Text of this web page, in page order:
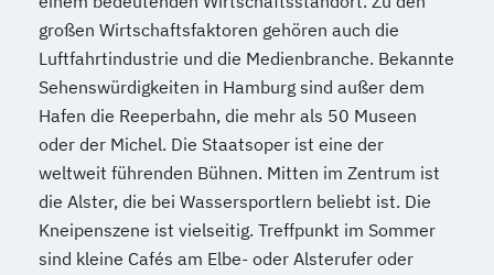
großen Wirtschaftsfaktoren gehören auch die
Luftfahrtindustrie und die Medienbranche. Bekannte
Sehenswürdigkeiten in Hamburg sind außer dem
Hafen die Reeperbahn, die mehr als 50 Museen
oder der Michel. Die Staatsoper ist eine der
weltweit führenden Bühnen. Mitten im Zentrum ist
die Alster, die bei Wassersportlern beliebt ist. Die
Kneipenszene ist vielseitig. Treffpunkt im Sommer
sind kleine Cafés am Elbe- oder Alsterufer oder